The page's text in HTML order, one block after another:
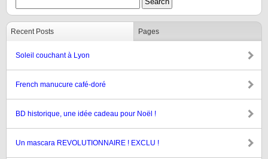
Recent Posts Pages
Soleil couchant à Lyon
French manucure café-doré
BD historique, une idée cadeau pour Noël !
Un mascara REVOLUTIONNAIRE ! EXCLU !